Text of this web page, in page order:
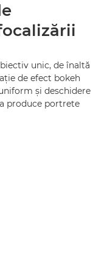
unic, de înaltă
de efect bokeh
şi deschidere
produce portrete